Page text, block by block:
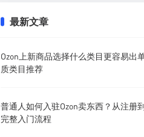
最新文章
Ozon上新商品选择什么类目更容易出
质类目推荐
普通人如何入驻Ozon卖东西？从注册
完整入门流程